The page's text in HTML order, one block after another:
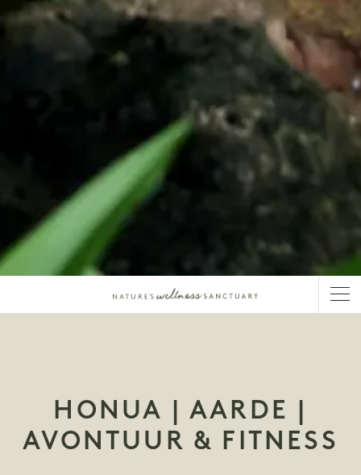
HONUA | AARDE |
AVONTUUR & FITNESS